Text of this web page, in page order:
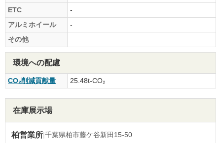
ETC
-
アルミホイール
-
その他
環境への配慮
CO₂削減貢献量 25.48t-CO₂
在庫展示場
柏営業所|千葉県柏市藤ケ谷新田15-50